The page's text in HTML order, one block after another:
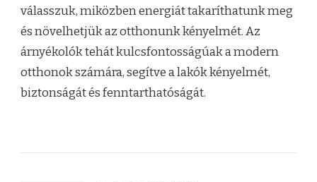
válasszuk, miközben energiát takaríthatunk meg
és növelhetjük az otthonunk kényelmét. Az
árnyékolók tehát kulcsfontosságúak a modern
otthonok számára, segítve a lakók kényelmét,
biztonságát és fenntarthatóságát.